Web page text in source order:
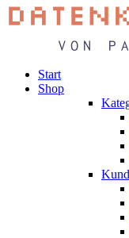
Start
Shop